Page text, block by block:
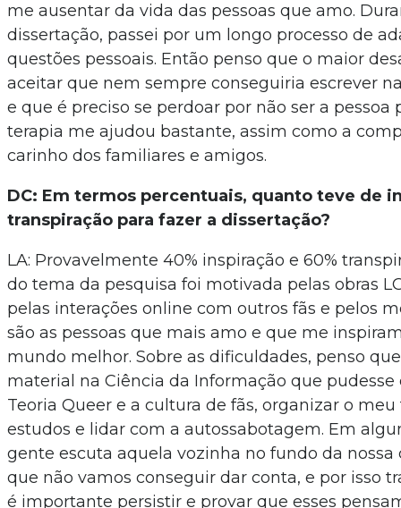
me ausentar da vida das pessoas que amo.
dissertação, passei por um longo processo de
questões pessoais. Então penso que o maior
aceitar que nem sempre conseguiria escrever
e que é preciso se perdoar por não ser a pessoa
terapia me ajudou bastante, assim como a
carinho dos familiares e amigos.
DC: Em termos percentuais, quanto teve de
transpiração para fazer a dissertação?
LA: Provavelmente 40% inspiração e 60%
do tema da pesquisa foi motivada pelas obras
pelas interações online com outros fãs e pelos
são as pessoas que mais amo e que me
mundo melhor. Sobre as dificuldades, penso
material na Ciência da Informação que
Teoria Queer e a cultura de fãs, organizar o
estudos e lidar com a autossabotagem. Em
gente escuta aquela vozinha no fundo da nossa
que não vamos conseguir dar conta, e por isso
é importante persistir e provar que esses